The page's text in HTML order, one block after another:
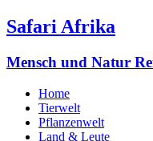
Safari Afrika
Mensch und Natur
Home
Tierwelt
Pflanzenwelt
Land & Leute